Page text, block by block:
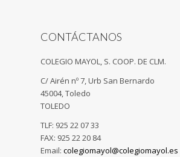
CONTÁCTANOS
COLEGIO MAYOL, S. COOP. DE CLM.
C/ Airén nº 7, Urb San Bernardo
45004, Toledo
TOLEDO
TLF: 925 22 07 33
FAX: 925 22 20 84
Email: colegiomayol@colegiomayol.es